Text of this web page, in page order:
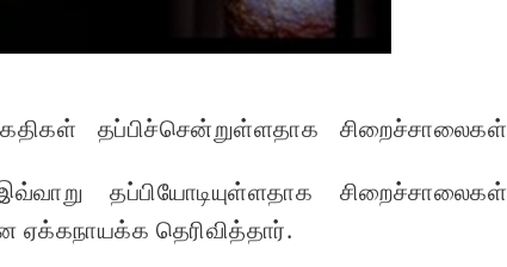
கைதிகள் தப்பிச்சென்றுள்ளதாக சிறைச்சாலைகள்
தப்பியோடியுள்ளதாக சிறைச்சாலைகள்
தெரிவித்தார்.